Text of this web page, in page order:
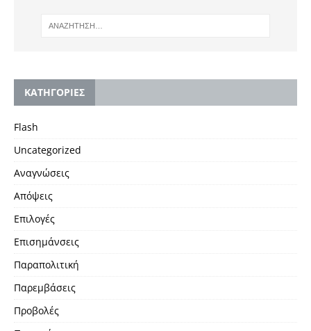
KΑΤΗΓΟΡΙΕΣ
Flash
Uncategorized
Αναγνώσεις
Απόψεις
Επιλογές
Επισημάνσεις
Παραπολιτική
Παρεμβάσεις
Προβολές